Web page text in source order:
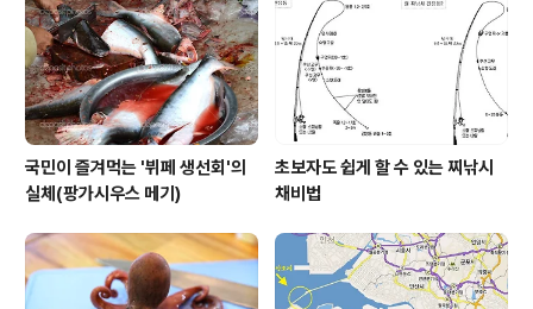
국민이 즐겨먹는 '뷔페 생선회'의
실체(팡가시우스 메기)
초보자도 쉽게 할 수 있는 찌낚시
채비법